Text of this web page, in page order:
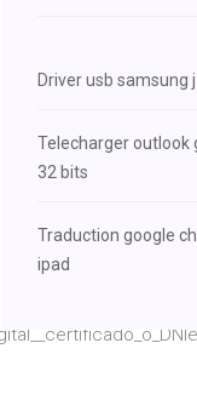
Driver usb samsung
Telecharger outlook
32 bits
Traduction google
ipad